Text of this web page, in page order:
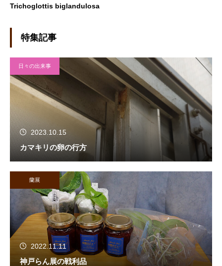
Trichoglottis biglandulosa
特集記事
日々の出来事
2023.10.15
カマキリの卵の行方
蘭展
2022.11.11
神戸らん展の戦利品